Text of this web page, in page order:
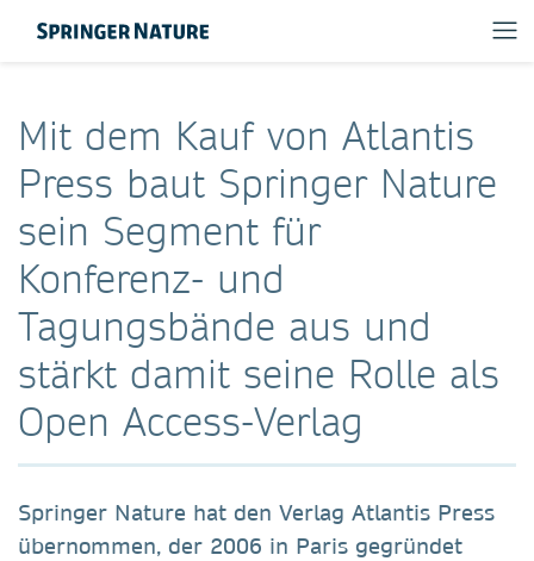
Mit dem Kauf von Atlantis
Press baut Springer Nature
sein Segment für
Konferenz- und
Tagungsbände aus und
stärkt damit seine Rolle als
Open Access-Verlag
Springer Nature hat den Verlag Atlantis Press
übernommen, der 2006 in Paris gegründet